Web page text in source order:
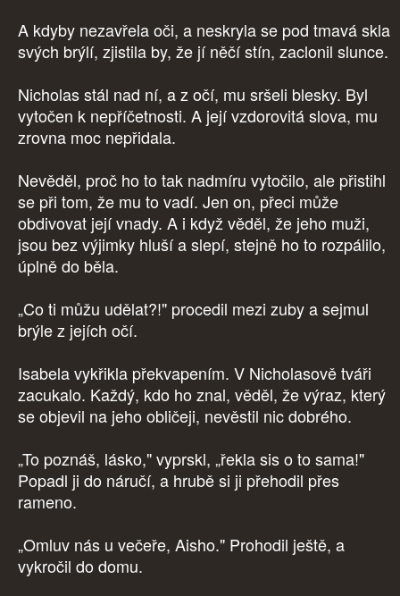
A kdyby nezavřela oči, a neskryla se pod tmavá skla
svých brýlí, zjistila by, že jí něčí stín, zaclonil slunce.
Nicholas stál nad ní, a z očí, mu sršeli blesky. Byl
vytočen k nepříčetnosti. A její vzdorovitá slova, mu
zrovna moc nepřidala.
Nevěděl, proč ho to tak nadmíru vytočilo, ale přistihl
se při tom, že mu to vadí. Jen on, přeci může
obdivovat její vnady. A i když věděl, že jeho muži,
jsou bez výjimky hluší a slepí, stejně ho to rozpálilo,
úplně do běla.
„Co ti můžu udělat?!" procedil mezi zuby a sejmul
brýle z jejích očí.
Isabela vykřikla překvapením. V Nicholasově tváři
zacukalo. Každý, kdo ho znal, věděl, že výraz, který
se objevil na jeho obličeji, nevěstil nic dobrého.
„To poznáš, lásko," vyprskl, „řekla sis o to sama!"
Popadl ji do náručí, a hrubě si ji přehodil přes
rameno.
„Omluv nás u večeře, Aisho." Prohodil ještě, a
vykročil do domu.